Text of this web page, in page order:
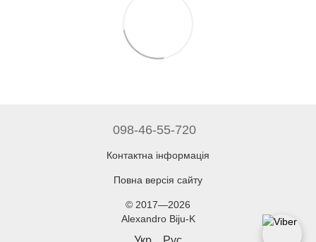
098-46-55-720
Контактна інформація
Повна версія сайту
© 2017—2026
Alexandro Biju-K